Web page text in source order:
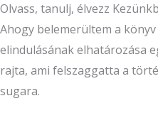
Olvass, tanulj, élvezz
Ahogy belemerültem a
elindulásának elhatározása
rajta, ami felszaggatta a
sugara.